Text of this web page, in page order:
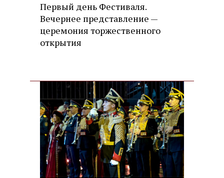
Первый день Фестиваля.
Вечернее представление —
церемония торжественного
открытия